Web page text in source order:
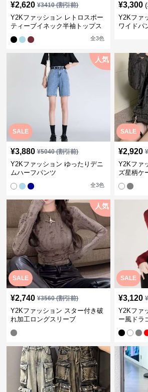
¥2,620 ¥3410(割引前)
Y2Kファッション レトロスポー
ティーブイネック半袖トップス
全3色
¥3,300
Y2Kファ
ワイドパ
SALE
人気
¥3,880 ¥5040(割引前)
Y2Kファッション ゆったりデニ
ムハーフパンツ
全3色
SALE
¥2,920 ¥
Y2Kファ
ズ星柄ケ
SALE
人気
¥2,740 ¥3560(割引前)
Y2Kファッション スター付き破
れ加工ロングスリーブ
SALE
¥3,120 ¥
Y2Kファ
ー風ドラ